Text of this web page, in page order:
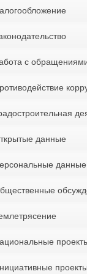
с
данные
данные
проекты